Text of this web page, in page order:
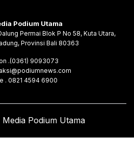
Podium Utama
Permai Blok P No 58, Kuta Utara,
Provinsi Bali 80363
.(0361) 9093073
. 0821 4594 6900
Podium Utama